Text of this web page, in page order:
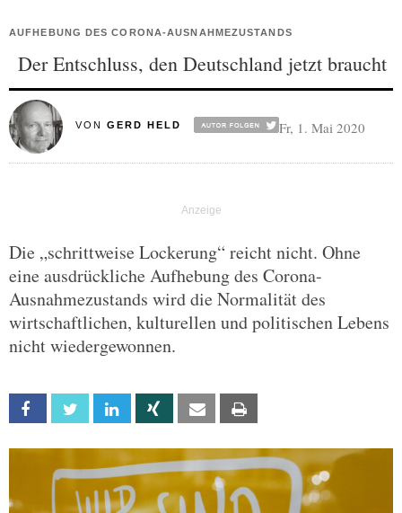
AUFHEBUNG DES CORONA-AUSNAHMEZUSTANDS
Der Entschluss, den Deutschland jetzt braucht
VON GERD HELD Fr, 1. Mai 2020
Die „schrittweise Lockerung“ reicht nicht. Ohne
eine ausdrückliche Aufhebung des Corona-
Ausnahmezustands wird die Normalität des
wirtschaftlichen, kulturellen und politischen Lebens
nicht wiedergewonnen.
Facebook Twitter Linkedin Xing Email